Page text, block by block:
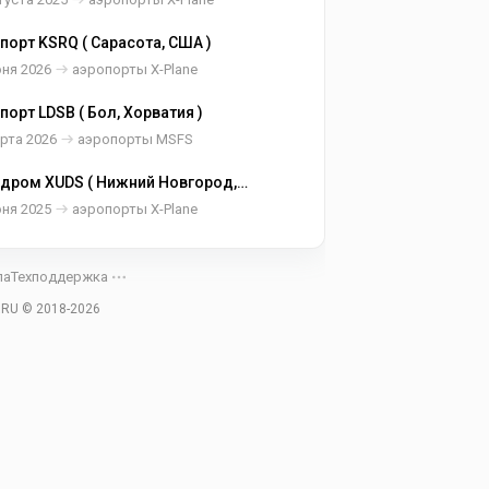
KSRQ ( Сарасота, США )
2026 аэропорты X-Plane
LDSB ( Бол, Хорватия )
2026 аэропорты MSFS
XUDS ( Нижний Новгород,
)
2025 аэропорты X-Plane
Техподдержка
© 2018-2026